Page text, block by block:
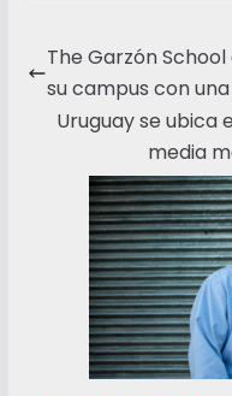
The Garzón
su campus con
Uruguay se ubica
media